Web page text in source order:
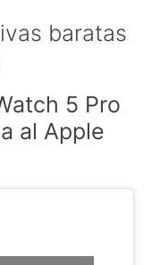
baratas
5 Pro
al Apple